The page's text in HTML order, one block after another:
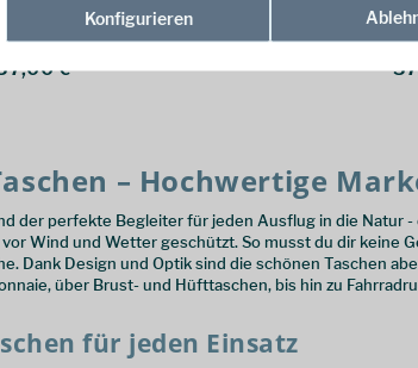
Kulturbeutel, der sich
Outdoor-Abenteuer und
€ *
Kompakter und
perfekt für Reisen,
– Hochwertige
der perfekte Begleiter für jeden Ausflug in die Natur
Wind und Wetter geschützt. So musst du dir keine
Dank Design und Optik sind die schönen Taschen
über Brust- und Hüfttaschen, bis hin zu
für jeden Einsatz
Konfigurieren